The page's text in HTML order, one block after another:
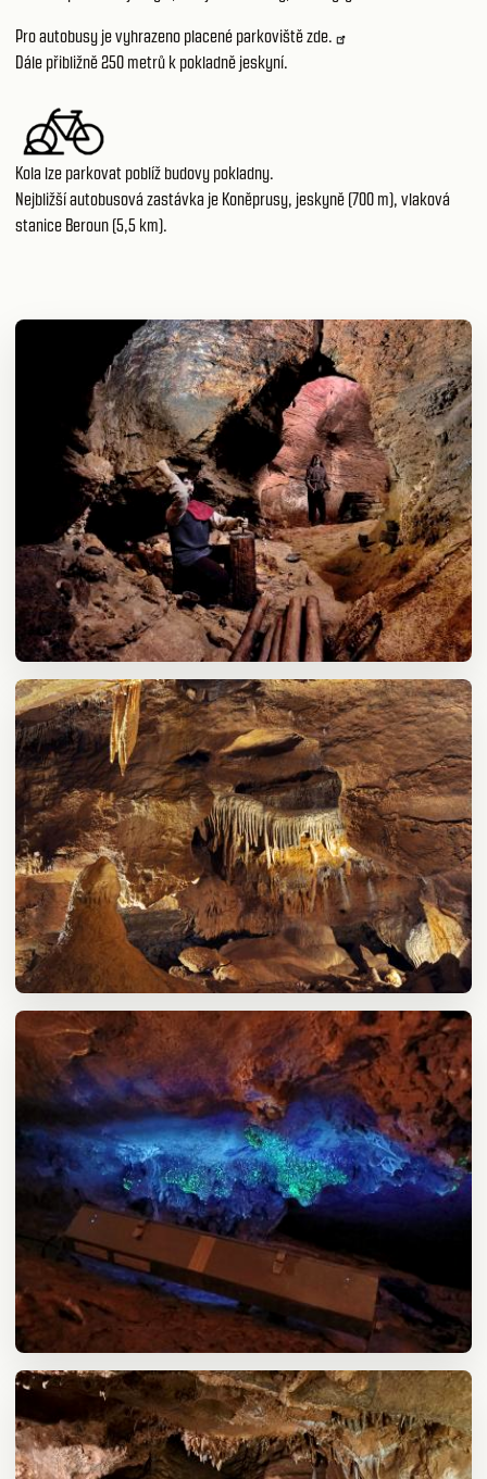
Pro autobusy je vyhrazeno placené parkovištězde.
Dále přibližně 250 metrů k pokladně jeskyní.
Kola lze parkovat poblíž budovy pokladny.
Nejbližší autobusová zastávka je Koněprusy, jeskyně (700 m), vlaková
stanice Beroun (5,5 km).